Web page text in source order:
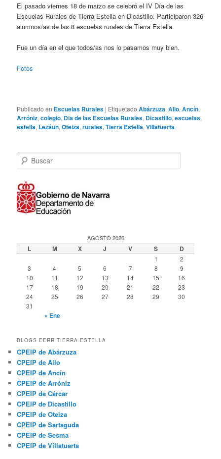
El pasado viernes 18 de marzo se celebró el IV Día de las
Escuelas Rurales de Tierra Estella en Dicastillo. Participaron 326
alumnos/as de las 8 escuelas rurales de Tierra Estella.
Fue un día en el que todos/as nos lo pasamos muy bien.
Fotos
Publicado en Escuelas Rurales | Etiquetado Abárzuza,Allo,Ancín,
Arróniz,colegio, Dia de las Escuelas Rurales, Dicastillo,escuelas,
estella, Lezáun,Oteiza,rurales,Tierra Estella,Villatuerta
u
c
a
r
AGOSTO 2026
L M X J V S D
1
2
3
4 5 6 7 8
9
10
11 12 13 14 15
16
17
18 19 20 21 22
23
24
25 26 27 28 29
30
31
« Ene
BLOGS EERR TIERRA ESTELLA
CPEIP de Abárzuza
CPEIP de Allo
CPEIP de Ancín
CPEIP de Arróniz
CPEIP de Cárcar
CPEIP de Dicastillo
CPEIP de Oteiza
CPEIP de Sartaguda
CPEIP de Sesma
CPEIP de Villatuerta